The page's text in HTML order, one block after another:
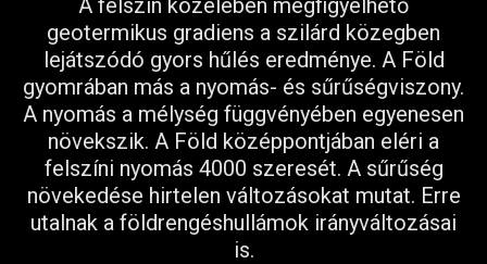
geotermikus gradiens a szilárd közegben
lejátszódó gyors hűlés eredménye. A Föld
gyomrában más a nyomás- és sűrűségviszony.
A nyomás a mélység függvényében egyenesen
növekszik. A Föld középpontjában eléri a
felszíni nyomás 4000 szeresét. A sűrűség
növekedése hirtelen változásokat mutat. Erre
utalnak a földrengéshullámok irányváltozásai
is.